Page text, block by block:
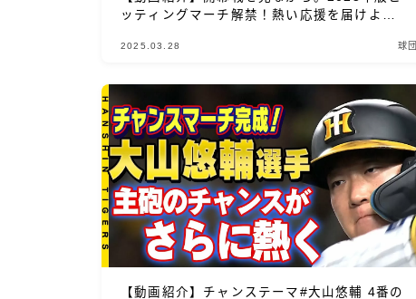
ッティングマーチ解禁！熱い応援を届けよ
2025.03.28 球団
【動画紹介】チャンステーマ#大山悠輔 4番の